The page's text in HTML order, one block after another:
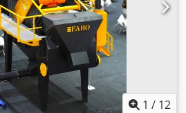
80-120 ton/timme - Storlek:
1 däck, 0,250 mikron
5,60 m² - Siktdriftsmotor: 2 x 7,5
motor - Siktlutningsvinkel: 8° -
sikt: ERD A1-kvalitet, 12 mm -
installationsrör - Vikt: 7 500 kg
VÄNLIGEN KONTAKTA OSS! 1 / 12